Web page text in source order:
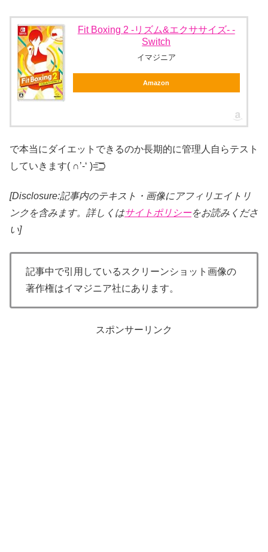
Fit Boxing 2 -リズム&エクササイズ- -
Switch
イマジニア
Amazon
で本当にダイエットできるのか長期的に管理人自らテスト
していきます( ∩’-‘ )=͟͟͞͞⊃
[Disclosure:記事内のテキスト・画像にアフィリエイトリ
ンクを含みます。詳しくはサイトポリシーをお読みくださ
い]
記事中で引用しているスクリーンショット画像の
著作権はイマジニア社にあります。
スポンサーリンク